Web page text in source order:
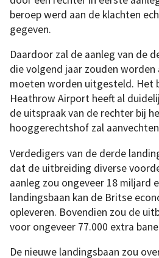
beroep werd aan de klachten
gegeven.
Daardoor zal de aanleg van de
die volgend jaar zouden
moeten worden uitgesteld. Het
Heathrow Airport heeft al
de uitspraak van de rechter bij
hooggerechtshof zal
Verdedigers van de derde
dat de uitbreiding diverse
aanleg zou ongeveer 18 miljard
landingsbaan kan de Britse
opleveren. Bovendien zou de
voor ongeveer 77.000 extra
De nieuwe landingsbaan zou